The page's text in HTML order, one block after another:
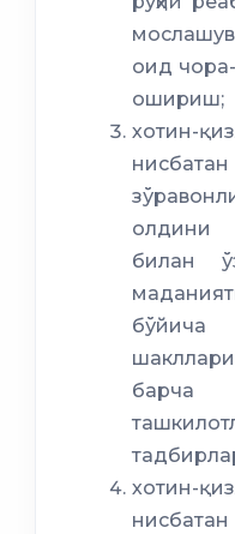
оид
ошириш;
хотин-
олдини
билан
хотин-